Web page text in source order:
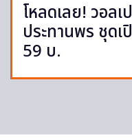
โหลดเลย! วอลเ
ประทานพร ชุด
59 บ.